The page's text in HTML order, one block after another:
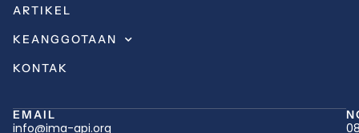
ARTIKEL
KEANGGOTAAN
KONTAK
EMAIL
info@ima-api.org